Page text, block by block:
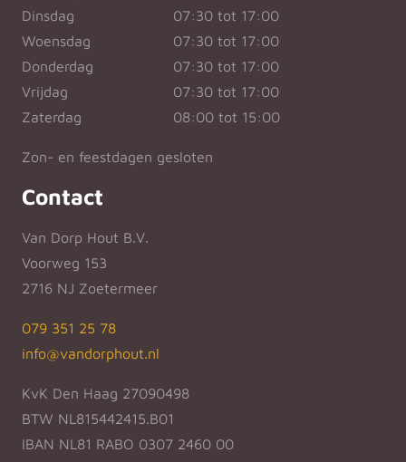
Dinsdag
07:30 tot 17:00
Woensdag
07:30 tot 17:00
Donderdag
07:30 tot 17:00
Vrijdag
07:30 tot 17:00
Zaterdag
08:00 tot 15:00
Zon- en feestdagen gesloten
Contact
Van Dorp Hout B.V.
Voorweg 153
2716 NJ Zoetermeer
079 351 25 78
info@vandorphout.nl
KvK Den Haag 27090498
BTW NL815442415.B01
IBAN NL81 RABO 0307 2460 00